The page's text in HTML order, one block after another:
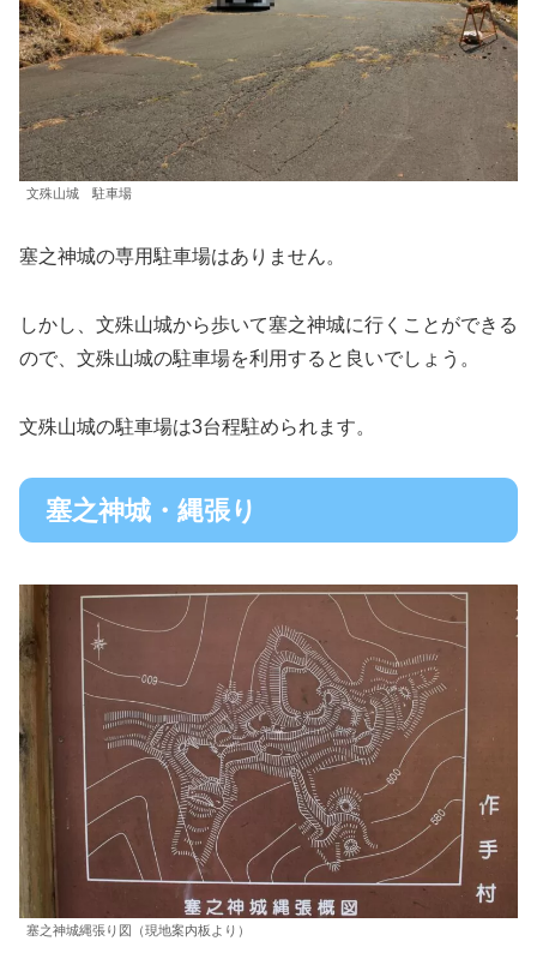
文殊山城 駐車場
塞之神城の専用駐車場はありません。
しかし、文殊山城から歩いて塞之神城に行くことができる
ので、文殊山城の駐車場を利用すると良いでしょう。
文殊山城の駐車場は3台程駐められます。
塞之神城・縄張り
塞之神城縄張り図（現地案内板より）